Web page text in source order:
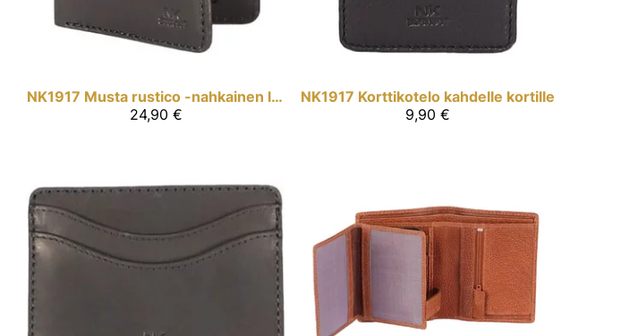
NK1917
Musta rustico -nahkainen lompakko
24,90 €
NK1917 Korttikotelo kahdelle kortille
9,90 €